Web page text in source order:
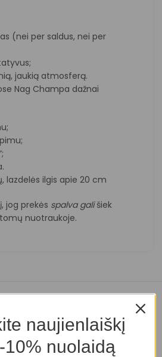
(nei per saldus, nei per
jaukią atmosferą.
Nag Champa dažnai
lazdelės ilgis apie 20 cm
jog prekės spalva gališiek
nuotraukoje.
naujienlaiškį
10% nuolaidą